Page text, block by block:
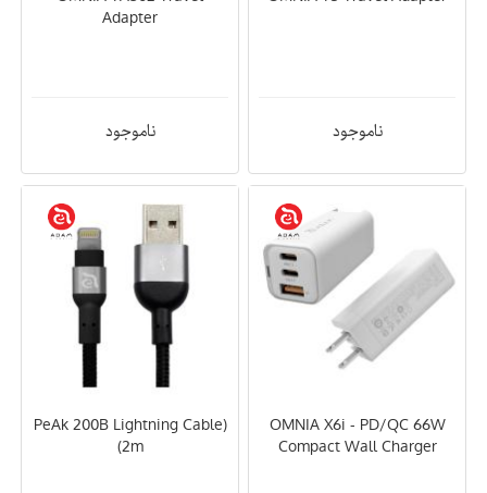
ناموجود
Adapter
ناموجود
OMNIA X6i - PD/QC 66W
Compact Wall Charger
(PeAk 200B Lightning Cable
(2m